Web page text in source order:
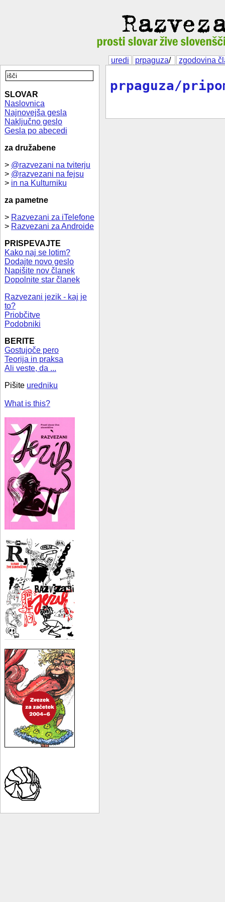
uredi prpaguza/ zgodovina
SLOVAR
Naslovnica
Najnovejša gesla
Naključno geslo
Gesla po abecedi
za družabene
> @razvezani na tviterju
> @razvezani na fejsu
> in na Kulturniku
za pametne
> Razvezani za iTelefone
> Razvezani za Androide
PRISPEVAJTE
Kako naj se lotim?
Dodajte novo geslo
Napišite nov članek
Dopolnite star članek
Razvezani jezik - kaj je
to?
Priobčitve
Podobniki
BERITE
Gostujoče pero
Teorija in praksa
Ali veste, da ...
Pišite uredniku
What is this?
prpaguza/